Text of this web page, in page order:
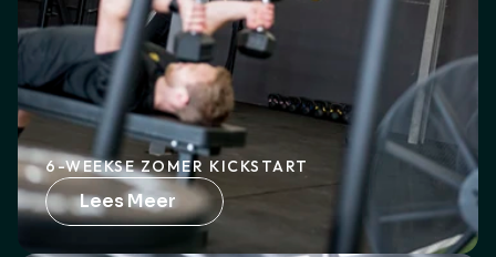
6-WEEKSE ZOMER KICKSTART
Lees Meer